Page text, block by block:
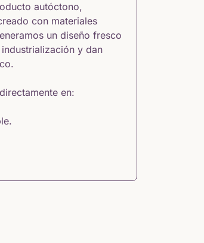
autóctono,
con materiales
un diseño fresco
y dan
en: